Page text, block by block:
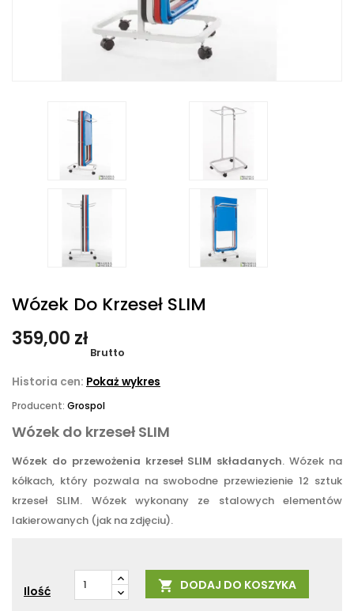
Wózek Do Krzeseł SLIM
359,00 zł
Brutto
Historia cen: Pokaż wykres
Producent: Grospol
Wózek do krzeseł SLIM
Wózek do przewożenia krzeseł SLIM składanych. Wózek na
kółkach, który pozwala na swobodne przewiezienie 12 sztuk
krzeseł SLIM. Wózek wykonany ze stalowych elementów
lakierowanych (jak na zdjęciu).
Ilość  DODAJ DO KOSZYKA